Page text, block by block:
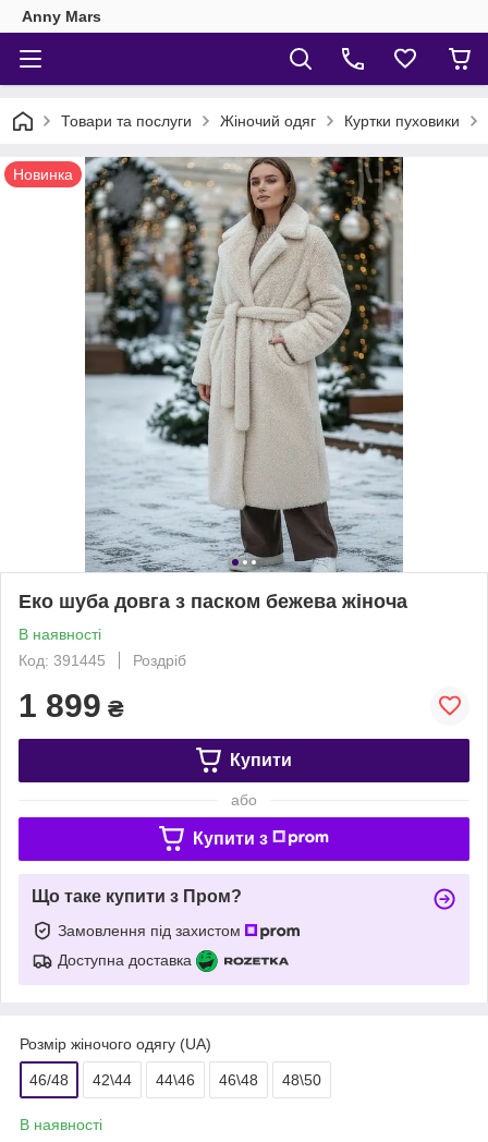
Anny Mars
Товари та послуги Жіночий одяг Куртки пуховики
Новинка
Еко шуба довга з паском бежева жіноча
В наявності
Код: 391445
Роздріб
1 899 ₴
Купити
або
Купити з
Що таке купити з Пром?
Замовлення під захистом
Доступна доставка
Розмір жіночого одягу (UA)
46/48 42\44 44\46 46\48 48\50
В наявності